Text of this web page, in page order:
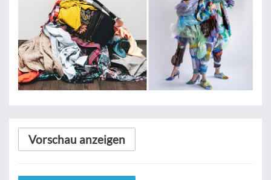
Vorschau anzeigen